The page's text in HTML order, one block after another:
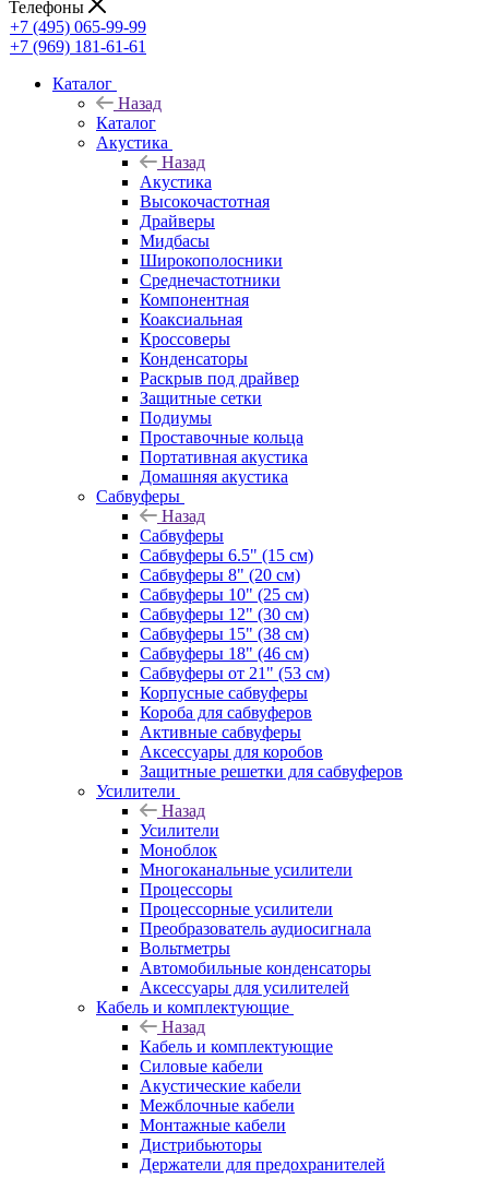
Телефоны
+7 (495) 065-99-99
+7 (969) 181-61-61
Каталог
Назад
Каталог
Акустика
Назад
Акустика
Высокочастотная
Драйверы
Мидбасы
Широкополосники
Среднечастотники
Компонентная
Коаксиальная
Кроссоверы
Конденсаторы
Раскрыв под драйвер
Защитные сетки
Подиумы
Проставочные кольца
Портативная акустика
Домашняя акустика
Сабвуферы
Назад
Сабвуферы
Сабвуферы 6.5" (15 см)
Сабвуферы 8" (20 см)
Сабвуферы 10" (25 см)
Сабвуферы 12" (30 см)
Сабвуферы 15" (38 см)
Сабвуферы 18" (46 см)
Сабвуферы от 21" (53 см)
Корпусные сабвуферы
Короба для сабвуферов
Активные сабвуферы
Аксессуары для коробов
Защитные решетки для сабвуферов
Усилители
Назад
Усилители
Моноблок
Многоканальные усилители
Процессоры
Процессорные усилители
Преобразователь аудиосигнала
Вольтметры
Автомобильные конденсаторы
Аксессуары для усилителей
Кабель и комплектующие
Назад
Кабель и комплектующие
Силовые кабели
Акустические кабели
Межблочные кабели
Монтажные кабели
Дистрибьюторы
Держатели для предохранителей